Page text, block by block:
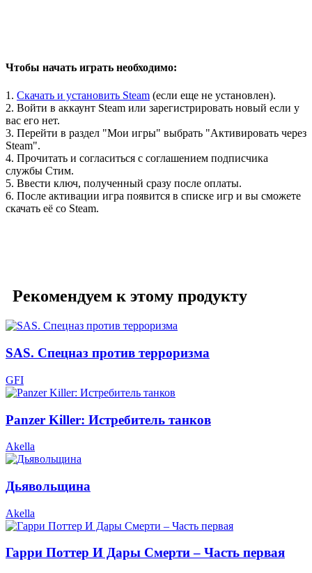
Чтобы начать играть необходимо:
1. Скачать и установить Steam (если еще не установлен).
2. Войти в аккаунт Steam или зарегистрировать новый если у
вас его нет.
3. Перейти в раздел "Мои игры" выбрать "Активировать через
Steam".
4. Прочитать и согласиться с соглашением подписчика
службы Стим.
5. Ввести ключ, полученный сразу после оплаты.
6. После активации игра появится в списке игр и вы сможете
скачать её со Steam.
Рекомендуем к этому продукту
SAS. Спецназ против терроризма
GFI
Panzer Killer: Истребитель танков
Akella
Дьявольщина
Akella
Гарри Поттер И Дары Смерти – Часть первая